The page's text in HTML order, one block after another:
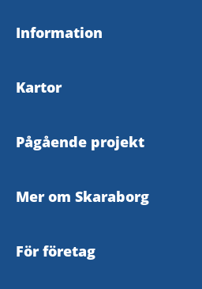
Gullspång
Hjo
Skara
Skövde
Tibro
Vara
Information
Tillgänglighetsredogörelse
Kartor
Skaraborgskartan
Pågående projekt
Skaraborgs platsberättelse
Mer om Skaraborg
Livet i Skaraborg
För företag